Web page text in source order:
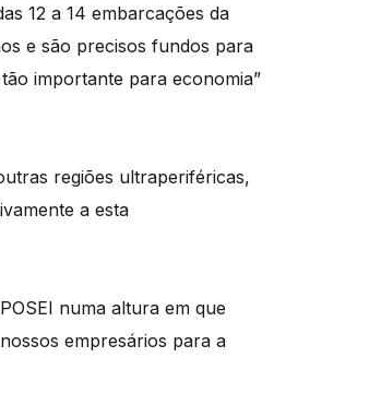
12 a 14 embarcações da
e são precisos fundos para
importante para economia”
regiões ultraperiféricas,
a esta
numa altura em que
empresários para a